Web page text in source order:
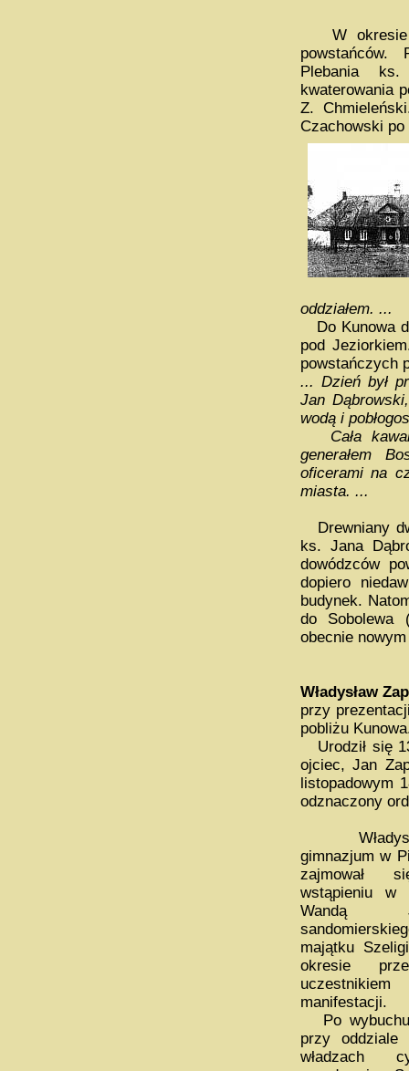
W okresie
powstańców.
Plebania ks.
kwaterowania
Z.
Czachowski
oddziałem. ...
Do Kunowa
pod
powstańczych
... Dzień był
Jan
wodą i
Cała
generałem
oficerami na
miasta. ...
Drewniany
ks. Jana
dowódzców
dopiero
budynek.
do Sobolewa
obecnie
Władysław
przy
pobliżu
Urodził się
ojciec, Jan
listopadowym
odznaczony
gimnazjum w
zajmował
wstąpieniu w
Wandą
majątku
okresie
manifestacji.
Po wybuchu
przy oddziale
władzach